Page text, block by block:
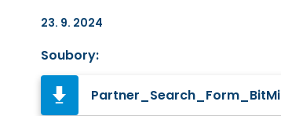
23. 9. 2024
Soubory: